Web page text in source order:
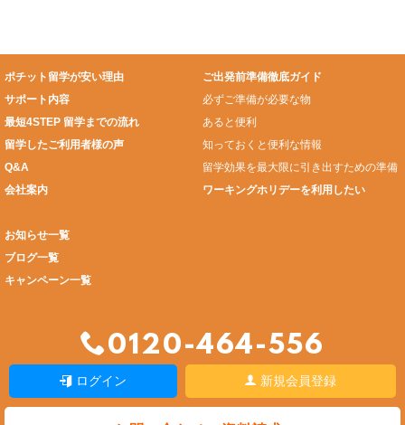
ポチット留学が安い理由
サポート内容
最短4STEP 留学までの流れ
留学したご利用者様の声
Q&A
会社案内
ご出発前準備徹底ガイド
必ずご準備が必要な物
あると便利
知っておくと便利な情報
留学効果を最大限に引き出すための準備
ワーキングホリデーを利用したい
お知らせ一覧
ブログ一覧
キャンペーン一覧
0120-464-556
ログイン 新規会員登録